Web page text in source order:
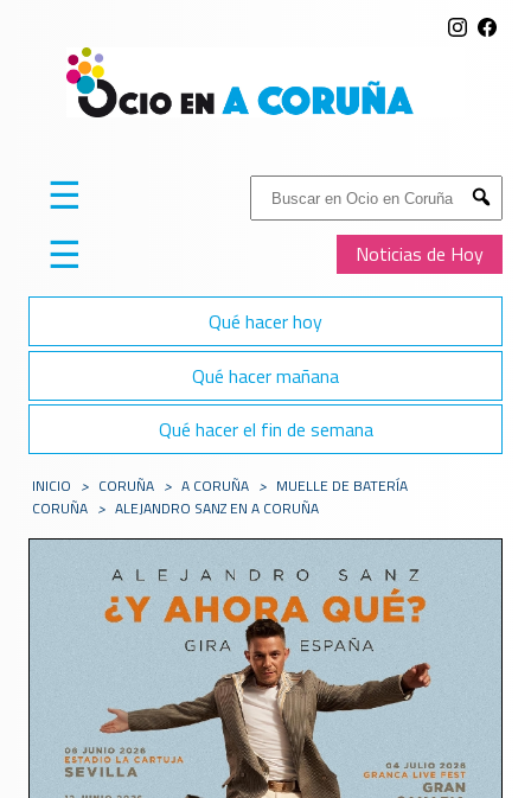
Buscar:
Submit
Noticias de Hoy
☰
☰
Qué hacer hoy
Qué hacer mañana
Qué hacer el fin de semana
INICIO > CORUÑA > A CORUÑA > MUELLE DE BATERÍA
CORUÑA > ALEJANDRO SANZ EN A CORUÑA